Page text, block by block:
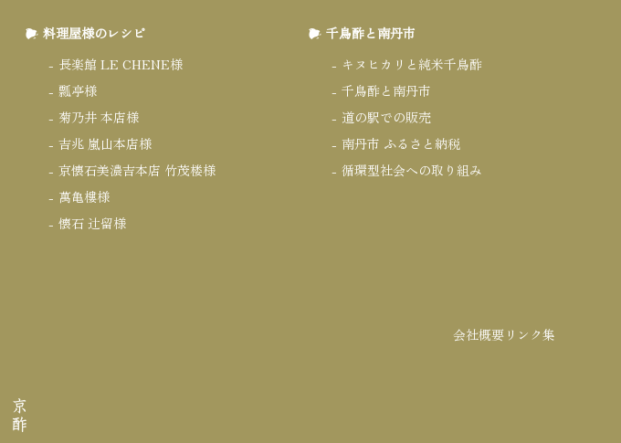
料理屋様のレシピ
長楽館 LE CHENE様
瓢亭様
菊乃井 本店様
吉兆 嵐山本店様
京懐石美濃吉本店 竹茂楼様
萬亀樓様
懐石 辻留様
千鳥酢と南丹市
キヌヒカリと純米千鳥酢
千鳥酢と南丹市
道の駅での販売
南丹市 ふるさと納税
循環型社会への取り組み
会社概要 リンク集